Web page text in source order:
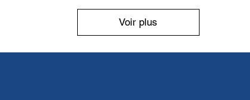
Voir plus